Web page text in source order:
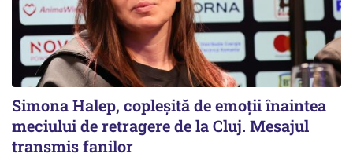
Simona Halep, copleșită de emoții înaintea
meciului de retragere de la Cluj. Mesajul
transmis fanilor